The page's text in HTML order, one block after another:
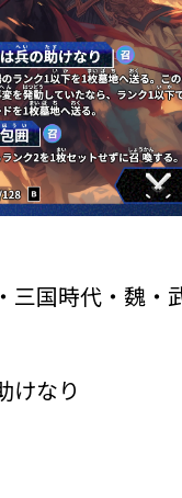
三国時代・魏・
けなり